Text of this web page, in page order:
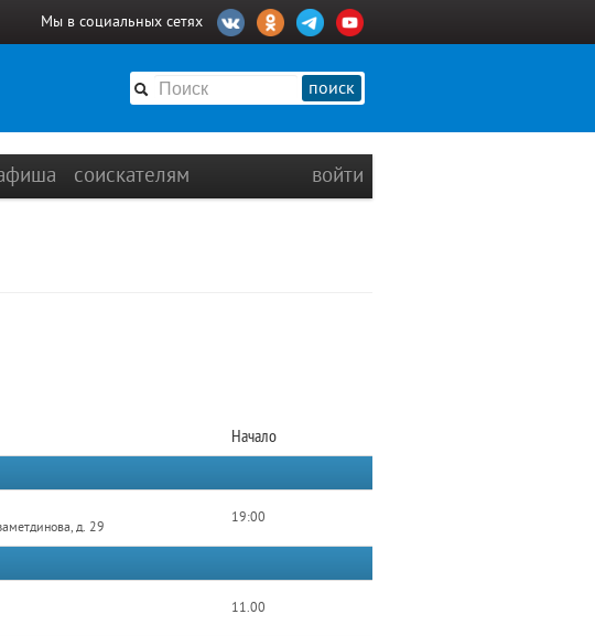
Мы в социальных сетях
поиск
соискателям войти
Начало
д. 29
19:00
11.00